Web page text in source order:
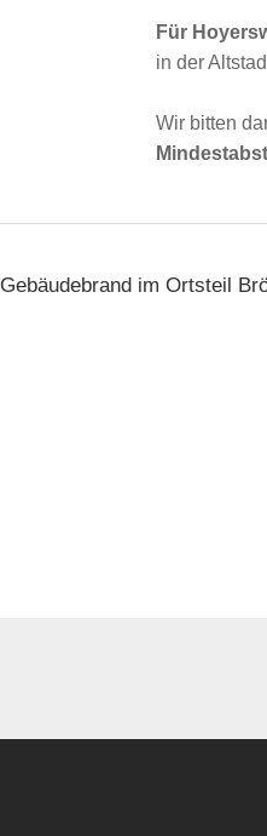
Für
in der
Wir bitten
Gebäudebrand im Ortsteil